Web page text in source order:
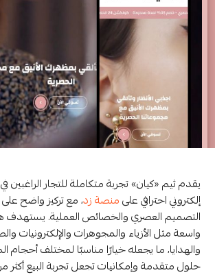
يقدم ثيم «كيان» تجربة متكاملة للتجار
إلكتروني احترافي علىمنصة زد، مع تركيز واضح
التصميم العصري والخصائص العملية. يستهدف
واسعة مثل الأزياء والمجوهرات والإلكترونيات
والهدايا، ما يجعله خيارًا مناسبًا لمختلف أحجام
حلول متقدمة وإمكانيات تجعل تجربة البيع أكثر